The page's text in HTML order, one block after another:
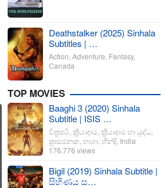
Deathstalker (2025) Sinhala
Subtitles | …
Action Adventure Fantasy,
Canada
TOP MOVIES
Baaghi 3 (2020) Sinhala
Subtitle | ISIS …
චිත්‍රපටි ක්‍රියාදාම ක්‍රියාදාම හා යුද්ධ
ත්‍රාසජනක භාශා හින්දි India
176,776 views
Bigil (2019) Sinhala Subtitle |
සිහිණය ස…